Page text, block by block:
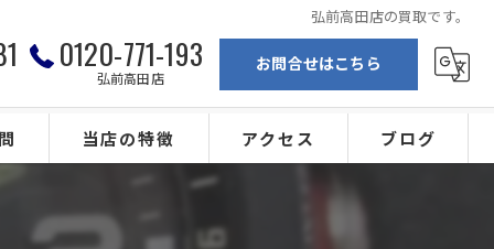
弘前高田店の買取です。
0120-771-193
弘前高田店
お問合せはこちら
当店の特徴
弘前の買取
アクセス
買取専門店大吉 青森観光通店
ブログ